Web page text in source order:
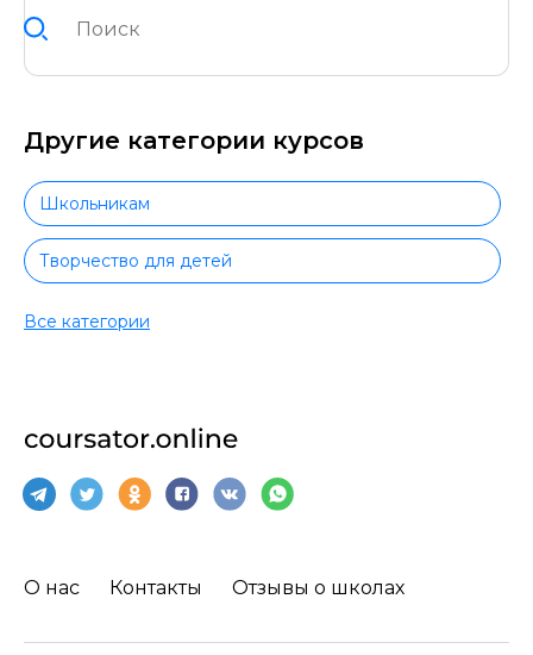
Другие категории курсов
Школьникам
Творчество для детей
Спорт для детей
Маркетинг для детей
Иностранные языки для детей
Все категории
О нас Контакты Отзывы о школах